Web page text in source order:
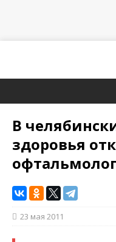
В
здоровья
23 мая 2011